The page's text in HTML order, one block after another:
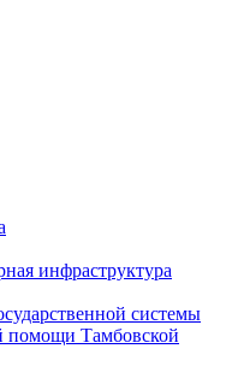
инфраструктура
системы
помощи Тамбовской